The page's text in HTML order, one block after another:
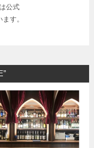
公式
す。